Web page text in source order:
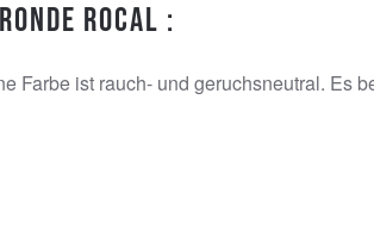
Rocal :
Farbe ist rauch- und geruchsneutral.